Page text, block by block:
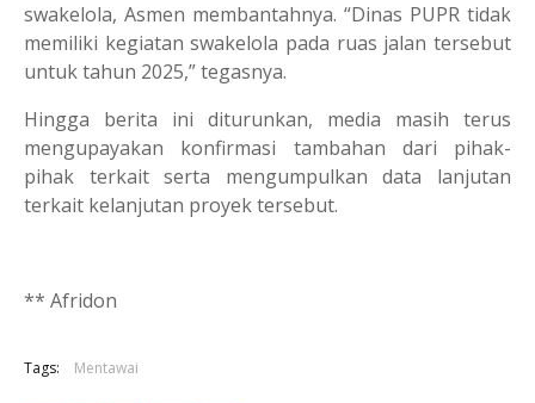
swakelola, Asmen membantahnya. “Dinas PUPR tidak
memiliki kegiatan swakelola pada ruas jalan tersebut
untuk tahun 2025,” tegasnya.
Hingga berita ini diturunkan, media masih terus
mengupayakan konfirmasi tambahan dari pihak-
pihak terkait serta mengumpulkan data lanjutan
terkait kelanjutan proyek tersebut.
** Afridon
Tags: Mentawai